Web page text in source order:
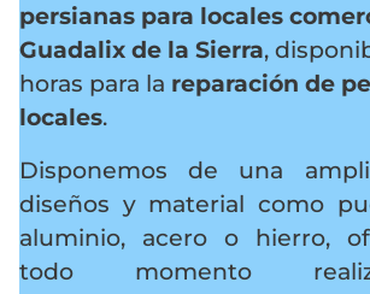
persianas para locales
Guadalix de la Sierra,
horas para la reparación de
locales.
Disponemos de una
diseños y material como
aluminio, acero o hierro,
todo momento